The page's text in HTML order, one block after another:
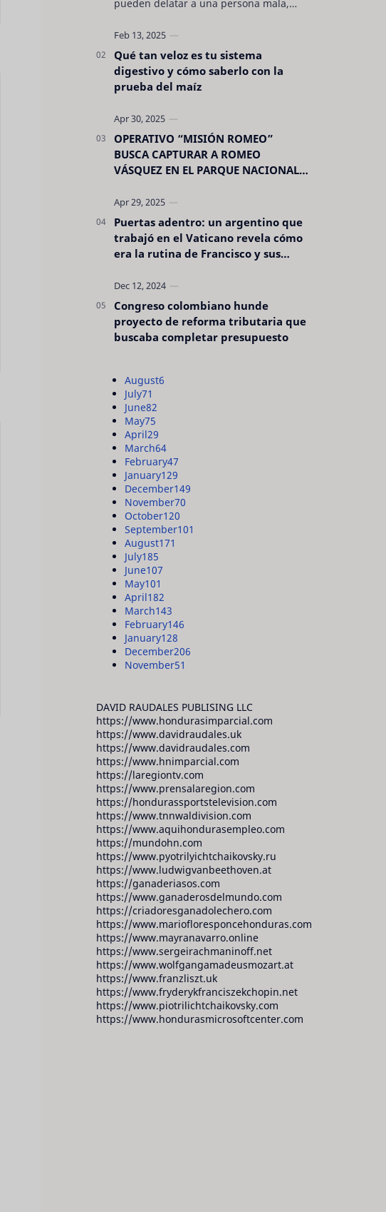
pueden delatar a una persona mala,
evidentes. Conocerlas puede pro…
Qué tan veloz es tu sistema
digestivo y cómo saberlo con la
prueba del maíz
OPERATIVO “MISIÓN ROMEO”
BUSCA CAPTURAR A ROMEO
VÁSQUEZ EN EL PARQUE NACIONAL
Puertas adentro: un argentino que
trabajó en el Vaticano revela cómo
era la rutina de Francisco y sus
Congreso colombiano hunde
proyecto de reforma tributaria que
buscaba completar presupuesto
August6
July71
June82
May75
April29
March64
February47
January129
December149
November70
October120
September101
August171
July185
June107
May101
April182
March143
February146
January128
December206
November51
DAVID RAUDALES PUBLISING LLC
https://www.hondurasimparcial.com
https://www.davidraudales.uk
https://www.davidraudales.com
https://www.hnimparcial.com
https://laregiontv.com
https://www.prensalaregion.com
https://hondurassportstelevision.com
https://www.tnnwaldivision.com
https://www.aquihondurasempleo.com
https://mundohn.com
https://www.pyotrilyichtchaikovsky.ru
https://www.ludwigvanbeethoven.at
https://ganaderiasos.com
https://www.ganaderosdelmundo.com
https://criadoresganadolechero.com
https://www.mariofloresponcehonduras.com
https://www.mayranavarro.online
https://www.sergeirachmaninoff.net
https://www.wolfgangamadeusmozart.at
https://www.franzliszt.uk
https://www.fryderykfranciszekchopin.net
https://www.piotrilichtchaikovsky.com
https://www.hondurasmicrosoftcenter.com